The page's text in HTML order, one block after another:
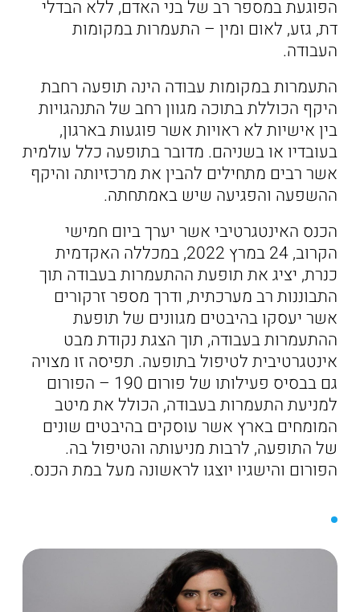
הפוגעת במספר רב של בני האדם, ללא הבדלי
דת, גזע, לאום ומין – התעמרות במקומות
העבודה.
התעמרות במקומות עבודה הינה תופעה רחבת
היקף הכוללת בתוכה מגוון רחב של התנהגויות
בין אישיות לא ראויות אשר פוגעות בארגון,
בעובדיו או בשניהם. מדובר בתופעה כלל עולמית
אשר רבים מתחילים להבין את מרכזיותה והיקף
ההשפעה והפגיעה שיש באמתחתה.
הכנס האינטגרטיבי אשר יערך ביום חמישי
הקרוב, 24 במרץ 2022, במכללה האקדמית
כנרת, יציג את תופעת ההתעמרות בעבודה תוך
התבוננות רב מערכתית, ודרך מספר זרקורים
אשר יעסקו בהיבטים מגוונים של תופעת
ההתעמרות בעבודה, תוך הצגת נקודת מבט
אינטגרטיבית לטיפול בתופעה. תפיסה זו מצויה
גם בבסיס פעילותו של פורום 190 – הפורום
למניעת התעמרות בעבודה, הכולל את מיטב
המומחים בארץ אשר עוסקים בהיבטים שונים
של התופעה, לרבות מניעותה והטיפול בה.
הפורום והישגיו יוצגו לראשונה מעל במת הכנס.